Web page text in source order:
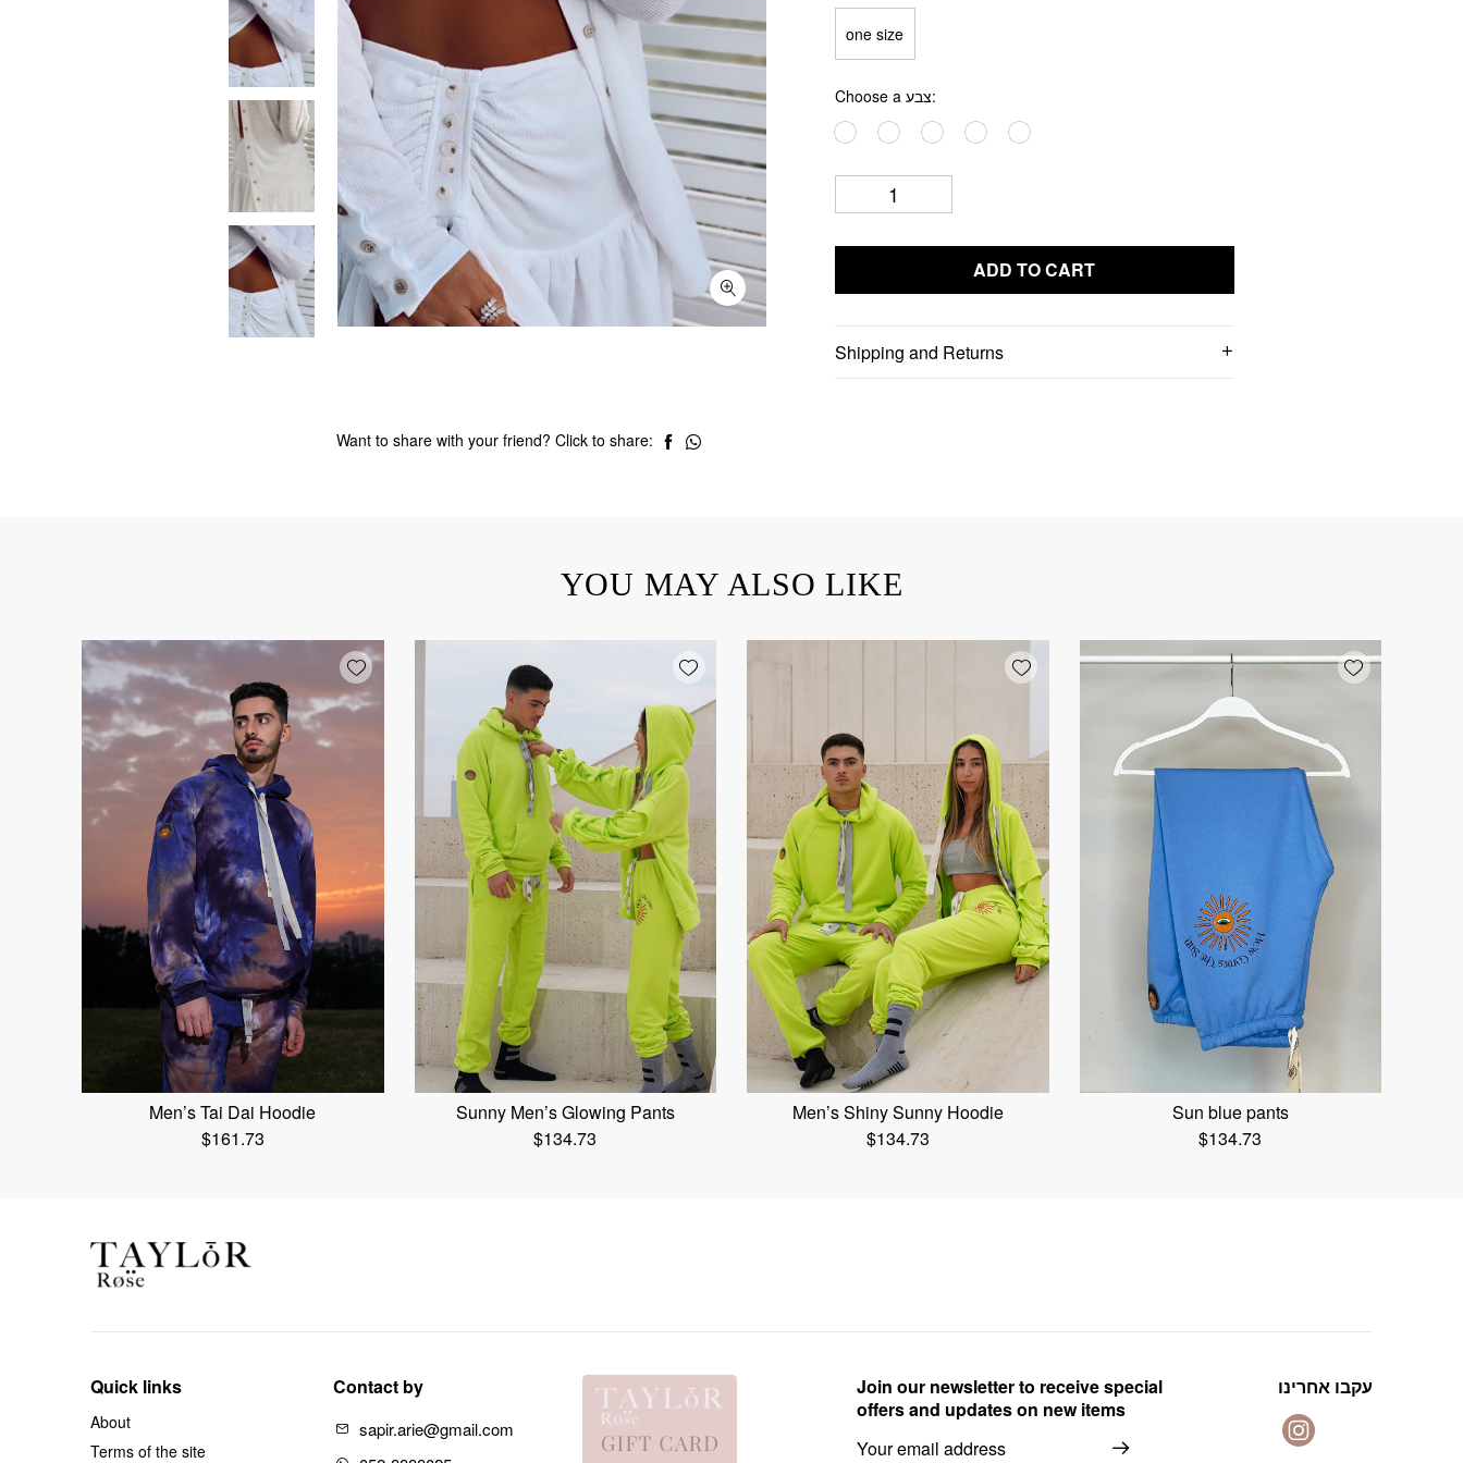
one size
Choose a צבע
ADD TO CART
Shipping and Returns
Want to share with your friend? Click to share:
YOU MAY ALSO LIKE
Add wishlist
Men’s Tai Dai Hoodie
$161.73
Add wishlist
Sunny Men’s Glowing Pants
$134.73
Add wishlist
Men’s Shiny Sunny Hoodie
$134.73
Add wishlist
Sun blue pants
$134.73
עקבו אחרינו
Join our newsletter to receive special
offers and updates on new items
Email
Contact by
sapir.arie@gmail.com
Quick links
About
Terms of the site